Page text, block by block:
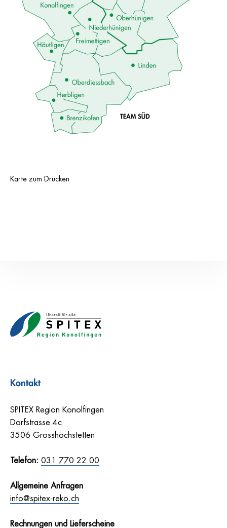
Karte zum Drucken
Kontakt
SPITEX Region Konolfingen
Dorfstrasse 4c
3506 Grosshöchstetten
Telefon: 031 770 22 00
Allgemeine Anfragen
info@spitex-reko.ch
Rechnungen und Lieferscheine